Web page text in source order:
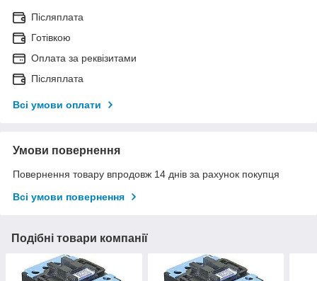
Післяплата
Готівкою
Оплата за реквізитами
Післяплата
Всі умови оплати
Умови повернення
Повернення товару впродовж 14 днів за рахунок покупця
Всі умови повернення
Подібні товари компанії